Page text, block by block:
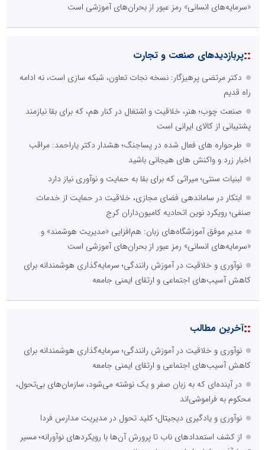
«سرمایه‌های انسانی» رمز عبور از بحران‌های آموزشی است
::پربازدیدهای صنعت و تجارت
دکتر مرتضی پرهیزگار: نسخه نجات تعاون، شبکه سازی است، نه ادامه
راه قدیم
صنعت چوب؛ هنر، خلاقیت و اشتغال در کنار هم، که برای بقا نیازمند
پشتیبانی از کالای ایرانی است
طرحواره های فعال شده در پساجنگ؛ هشدار دکتر یاراحمد: مراقب
اخبار زرد و واکنش های هیجانی باشید
لبنیات سنتی؛ میراثی که برای بقا به حمایت و نوآوری نیاز دارد
ابتکار در ساماندهی فضای مجازی، خلاقیت در حمایت از خدمات
صنفی؛ رویکرد نوین اتحادیه کامیون‌داران کرج
مدیر موفق آموزشگاه‌های زبان: هم‌افزایی «مدیریت هوشمند» و
«سرمایه‌های انسانی» رمز عبور از بحران‌های آموزشی است
نوآوری و خلاقیت در آموزش رانندگی؛ سرمایه‌گذاری هوشمندانه برای
کاهش آسیب‌های اجتماعی و ارتقای ایمنی جامعه
::آخرین مطالب
نوآوری و خلاقیت در آموزش رانندگی؛ سرمایه‌گذاری هوشمندانه برای
کاهش آسیب‌های اجتماعی و ارتقای ایمنی جامعه
در آینده‌ای که به زبان صفر و یک نوشته می‌شود، سازمان‌های بی‌تحول،
محکوم به فراموشی‌اند
نوآوری و یادگیری دیجیتال؛ کلید تحول در مدیریت مدارس فردا
از کشف استعدادهای ناب تا پرورش آن‌ها با رویکردهای نوآورانه؛ مسیر